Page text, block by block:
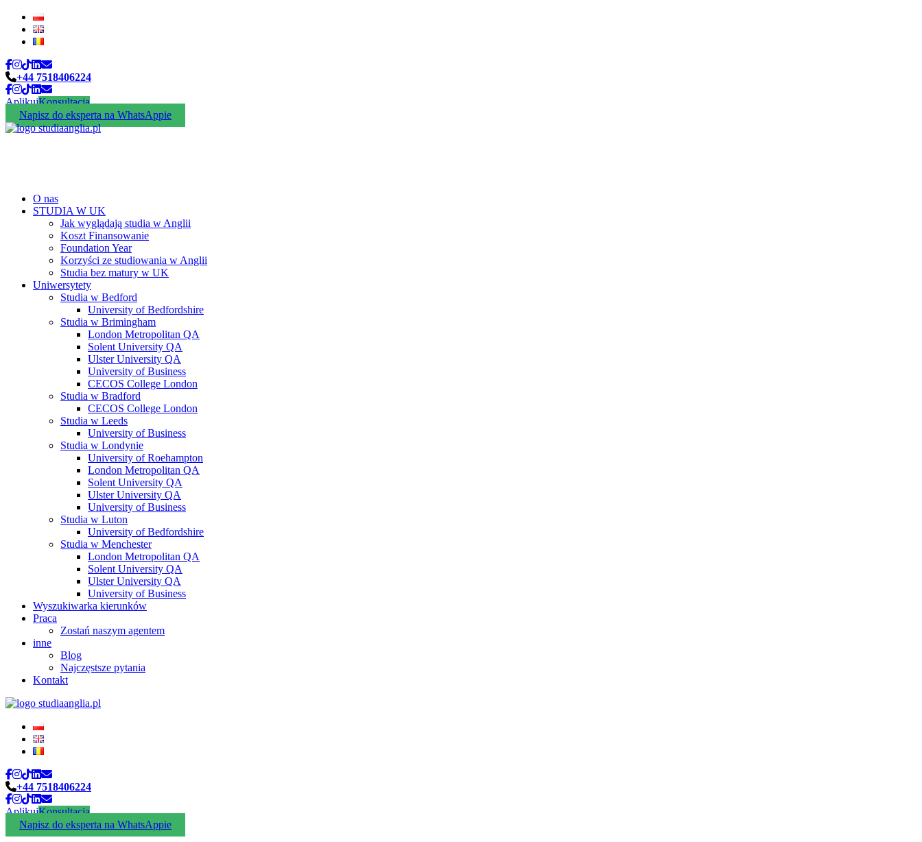
+44 7518406224
AplikujKonsultacja
Napisz do eksperta na WhatsAppie
O nas
STUDIA W UK
Jak wyglądają studia w Anglii
Koszt Finansowanie
Foundation Year
Korzyści ze studiowania w Anglii
Studia bez matury w UK
Uniwersytety
Studia w Bedford
University of Bedfordshire
Studia w Brimingham
London Metropolitan QA
Solent University QA
Ulster University QA
University of Business
CECOS College London
Studia w Bradford
CECOS College London
Studia w Leeds
University of Business
Studia w Londynie
University of Roehampton
London Metropolitan QA
Solent University QA
Ulster University QA
University of Business
Studia w Luton
University of Bedfordshire
Studia w Menchester
London Metropolitan QA
Solent University QA
Ulster University QA
University of Business
Wyszukiwarka kierunków
Praca
Zostań naszym agentem
inne
Blog
Najczęstsze pytania
Kontakt
+44 7518406224
AplikujKonsultacja
Napisz do eksperta na WhatsAppie